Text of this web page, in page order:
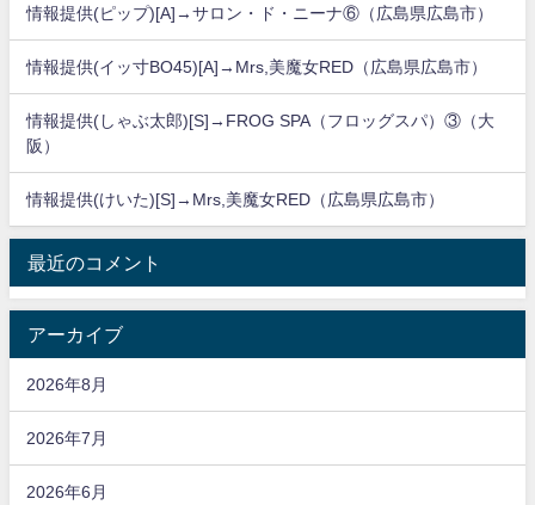
情報提供(ピップ)[A]→サロン・ド・ニーナ⑥（広島県広島市）
情報提供(イッ寸BO45)[A]→Mrs,美魔女RED（広島県広島市）
情報提供(しゃぶ太郎)[S]→FROG SPA（フロッグスパ）③（大
阪）
情報提供(けいた)[S]→Mrs,美魔女RED（広島県広島市）
最近のコメント
アーカイブ
2026年8月
2026年7月
2026年6月